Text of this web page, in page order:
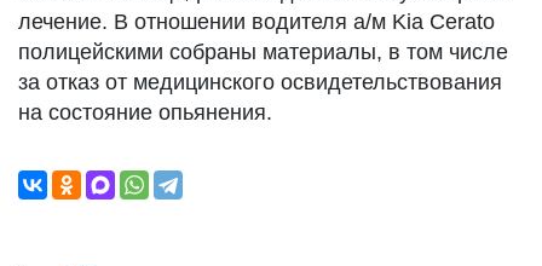
лечение. В отношении водителя а/м Kia Cerato
полицейскими собраны материалы, в том числе
за отказ от медицинского освидетельствования
на состояние опьянения.